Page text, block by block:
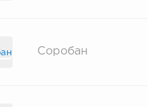
Соробан